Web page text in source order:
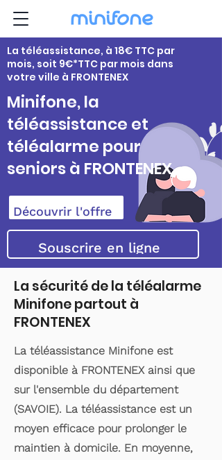
La téléassistance, à 18€ TTC par
mois, soit 9€*TTC par mois dans
votre ville à FRONTENEX
Minifone, la
téléassistance et
téléalarme pour
seniors à FRONTENEX
Découvrir l'offre
Souscrire en ligne
La sécurité de la téléalarme
Minifone partout à
FRONTENEX
La téléassistance Minifone est
disponible à FRONTENEX ainsi que
sur l'ensemble du département
(SAVOIE). La téléassistance est un
moyen efficace pour prolonger le
maintien à domicile. En moyenne,